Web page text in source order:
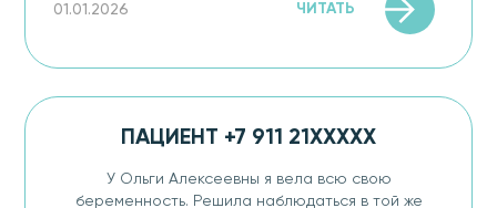
01.01.2026 ЧИТАТЬ
ПАЦИЕНТ +7 911 21XXXXX
У Ольги Алексеевны я вела всю свою
беременность. Решила наблюдаться в той же